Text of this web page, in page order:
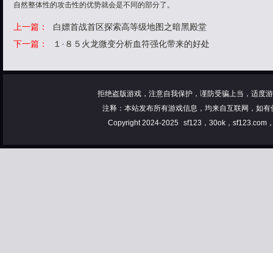
自然整体性的攻击性的优势就会是不同的部分了。
上一篇：
白嫖首战首区探索高等级地图之暗黑殿堂
下一篇：
１·８５火龙微变分析血符强化带来的好处
拒绝盗版游戏，注意自我保护，谨防受骗上当，适度
注释：本站发布所有游戏信息，均来自互联网，如
Copyright 2024-2025
sf123，30ok，sf123.com